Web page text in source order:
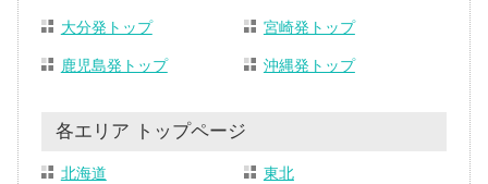
大分発トップ 宮崎発トップ
鹿児島発トップ 沖縄発トップ
各エリア トップページ
北海道 東北